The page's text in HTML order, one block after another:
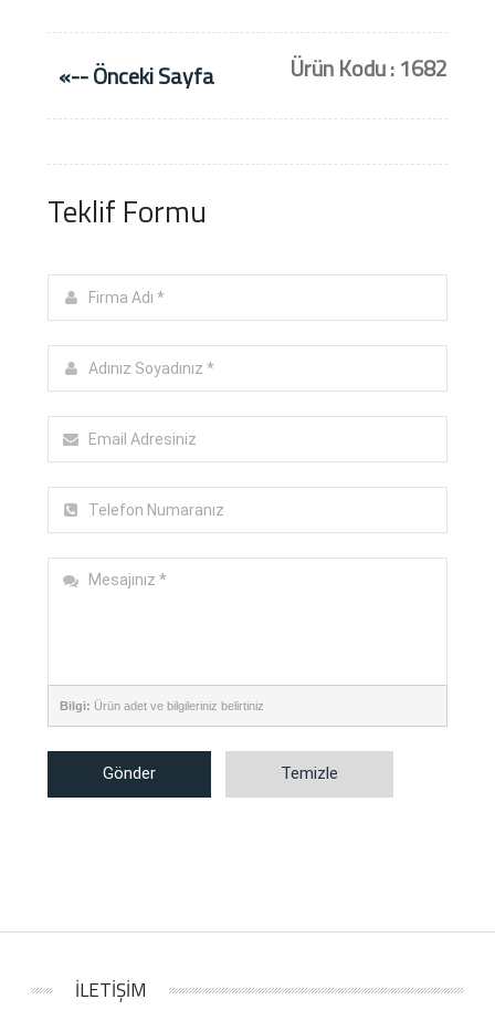
«-- Önceki Sayfa Ürün Kodu : 1682
Teklif Formu
Bilgi: Ürün adet ve bilgileriniz belirtiniz
Gönder Temizle
İLETİŞİM